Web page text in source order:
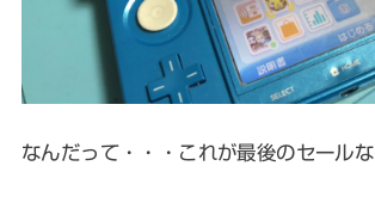
なんだって・・・これが最後のセールな